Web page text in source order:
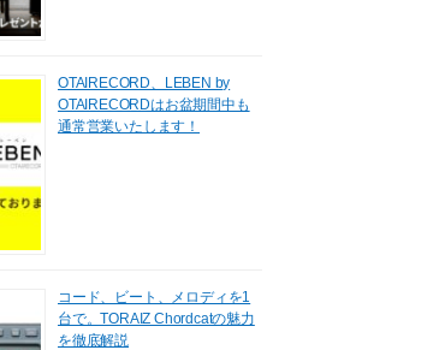
OTAIRECORD、LEBEN by
OTAIRECORDはお盆期間中も
通常営業いたします！
コード、ビート、メロディを1
台で。TORAIZ Chordcatの魅力
を徹底解説